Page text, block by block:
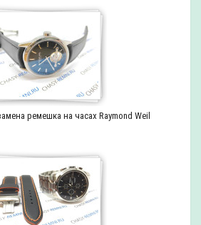
ремешка на часах Raymond Weil